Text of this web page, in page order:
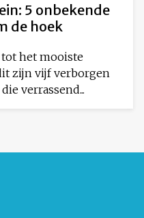
5 onbekende
de hoek
tot het mooiste
zijn vijf verborgen
verrassend...